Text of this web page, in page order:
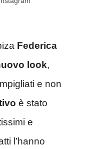
Federica
look,
e non
è stato
e
l’hanno